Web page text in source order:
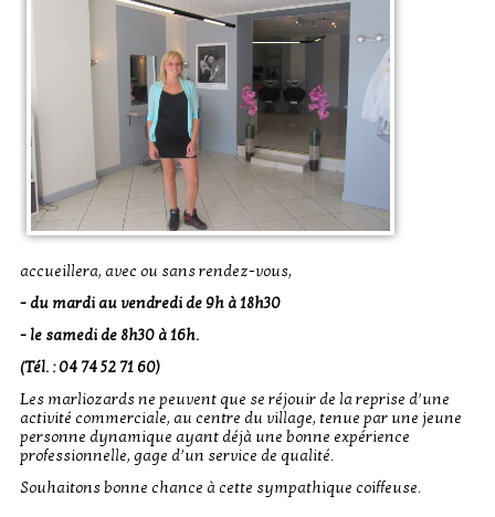
accueillera, avec ou sans rendez-vous,
- du mardi au vendredi de 9h à 18h30
- le samedi de 8h30 à 16h.
(Tél. : 04 74 52 71 60)
Les marliozards ne peuvent que se réjouir de la reprise d’une
activité commerciale, au centre du village, tenue par une jeune
personne dynamique ayant déjà une bonne expérience
professionnelle, gage d’un service de qualité.
Souhaitons bonne chance à cette sympathique coiffeuse.